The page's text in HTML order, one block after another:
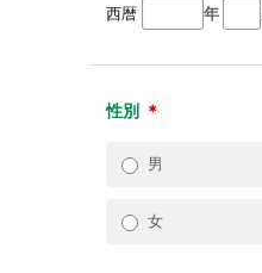
西暦 年
性別 ＊
男
女